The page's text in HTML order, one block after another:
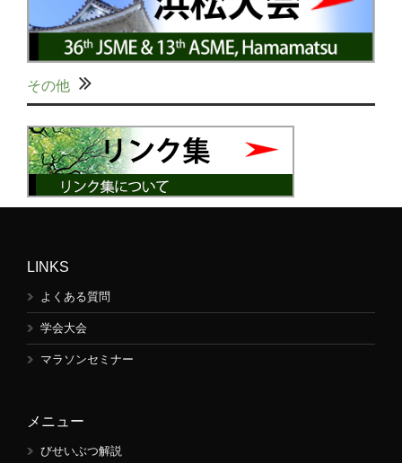
その他
LINKS
よくある質問
学会大会
マラソンセミナー
メニュー
びせいぶつ解説